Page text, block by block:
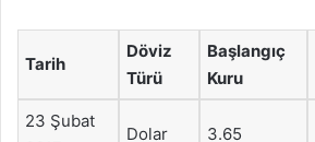
Tarih
Döviz
Türü
Başlangıç
Kuru
23 Şubat
Dolar 3.65